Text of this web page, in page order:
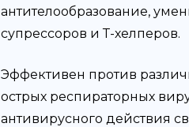
антителообразование,
супрессоров и Т-хелперов.
Эффективен против
острых респираторных
антивирусного действия